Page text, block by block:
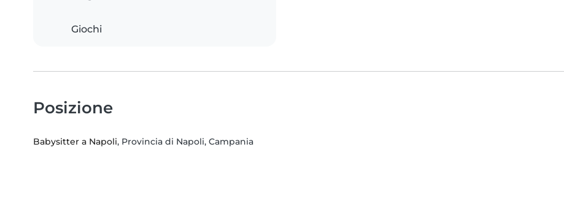
Giochi
Posizione
Babysitter a Napoli, Provincia di Napoli, Campania